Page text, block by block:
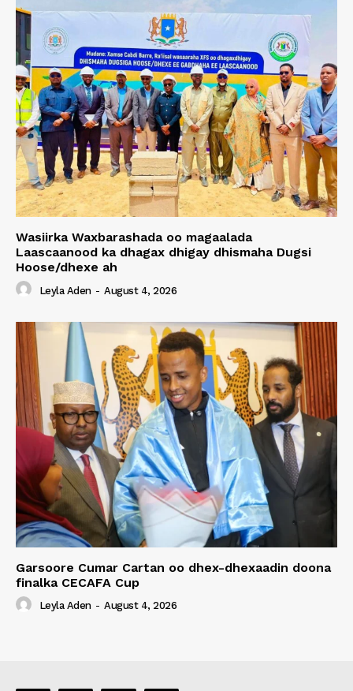
Wasiirka Waxbarashada oo magaalada
Laascaanood ka dhagax dhigay dhismaha Dugsi
Hoose/dhexe ah
Leyla Aden - August 4, 2026
Garsoore Cumar Cartan oo dhex-dhexaadin doona
finalka CECAFA Cup
Leyla Aden - August 4, 2026